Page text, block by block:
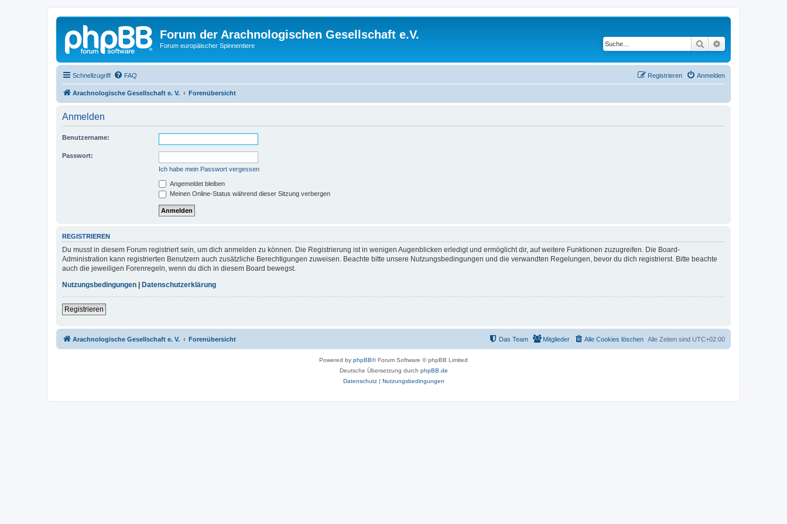
Forum der Arachnologischen Gesellschaft e.V.
Forum europäischer Spinnentiere Suche
Schnellzugriff FAQ Anmelden
Registrieren
Arachnologische Gesellschaft e. V. Forenübersicht
Anmelden
Benutzername:
Passwort:
Ich habe mein Passwort vergessen
Angemeldet bleiben
Meinen Online-Status während dieser Sitzung verbergen
REGISTRIEREN
Du musst in diesem Forum registriert sein, um dich anmelden zu können. Die Registrierung ist in wenigen Augenblicken erledigt und ermöglicht dir, auf weitere Funktionen zuzugreifen. Die Board-
Administration kann registrierten Benutzern auch zusätzliche Berechtigungen zuweisen. Beachte bitte unsere Nutzungsbedingungen und die verwandten Regelungen, bevor du dich registrierst. Bitte beachte
auch die jeweiligen Forenregeln, wenn du dich in diesem Board bewegst.
Nutzungsbedingungen
Datenschutzerklärung
Registrieren
Arachnologische Gesellschaft e. V. Forenübersicht Alle Zeiten sind UTC+02:00
Alle Cookies löschen
Mitglieder
Das Team
Powered by phpBB® Forum Software © phpBB Limited
Deutsche Übersetzung durch phpBB.de
Datenschutz| Nutzungsbedingungen